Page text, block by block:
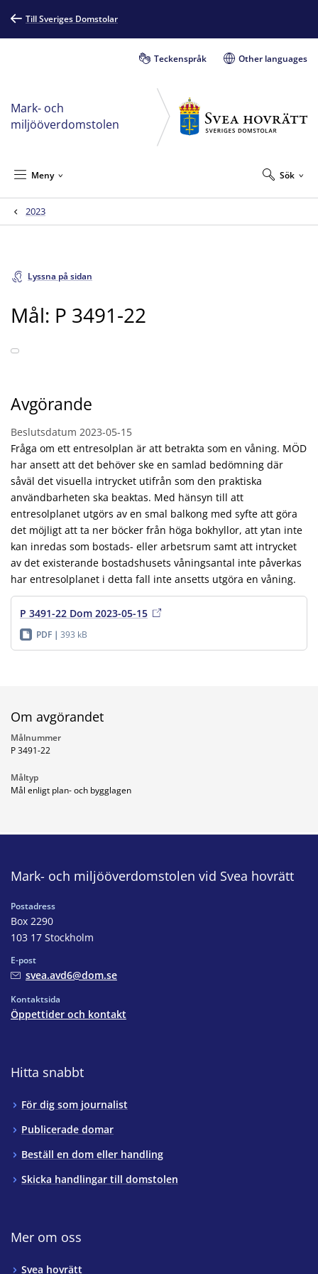
Till Sveriges Domstolar
Teckenspråk Other languages
Mark- och
miljööverdomstolen
Sök
Meny
2023
Lyssna på sidan
Mål: P 3491-22
Avgörande
Beslutsdatum 2023-05-15
Fråga om ett entresolplan är att betrakta som en våning. MÖD
har ansett att det behöver ske en samlad bedömning där
såväl det visuella intrycket utifrån som den praktiska
användbarheten ska beaktas. Med hänsyn till att
entresolplanet utgörs av en smal balkong med syfte att göra
det möjligt att ta ner böcker från höga bokhyllor, att ytan inte
kan inredas som bostads- eller arbetsrum samt att intrycket
av det existerande bostadshusets våningsantal inte påverkas
har entresolplanet i detta fall inte ansetts utgöra en våning.
P 3491-22 Dom 2023-05-15
PDF 393 kB
Om avgörandet
Målnummer
P 3491-22
Måltyp
Mål enligt plan- och bygglagen
Mark- och miljööverdomstolen vid Svea hovrätt
Postadress
Box 2290
103 17 Stockholm
E-post
svea.avd6@dom.se
Kontaktsida
Öppettider och kontakt
Hitta snabbt
För dig som journalist
Publicerade domar
Beställ en dom eller handling
Skicka handlingar till domstolen
Mer om oss
Svea hovrätt